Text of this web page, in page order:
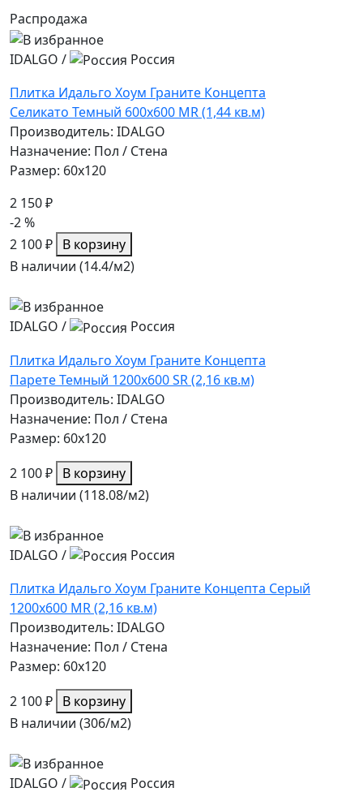
Распродажа
IDALGO /
Россия
Плитка Идальго Хоум Граните Концепта
Селикато Темный 600x600 MR (1,44 кв.м)
Производитель: IDALGO
Назначение: Пол / Стена
Размер: 60x120
2 150 ₽
-2 %
2 100 ₽ В корзину
В наличии (14.4/м2)
IDALGO /
Россия
Плитка Идальго Хоум Граните Концепта
Парете Темный 1200x600 SR (2,16 кв.м)
Производитель: IDALGO
Назначение: Пол / Стена
Размер: 60x120
2 100 ₽ В корзину
В наличии (118.08/м2)
IDALGO /
Россия
Плитка Идальго Хоум Граните Концепта Серый
1200x600 MR (2,16 кв.м)
Производитель: IDALGO
Назначение: Пол / Стена
Размер: 60x120
2 100 ₽ В корзину
В наличии (306/м2)
IDALGO /
Россия